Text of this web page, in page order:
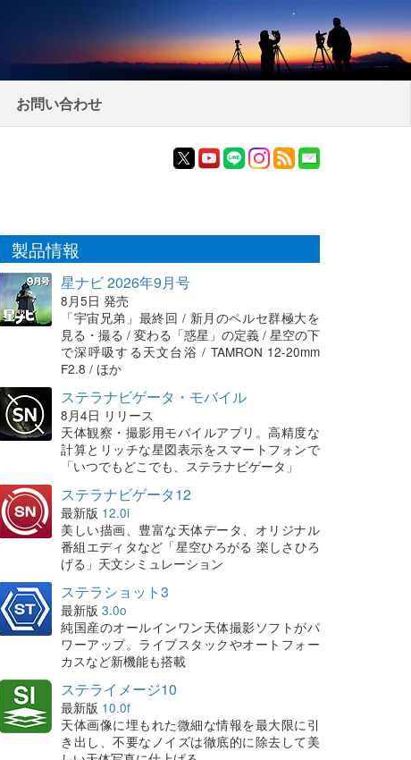
お問い合わせ
製品情報
星ナビ 2026年9月号
8月5日 発売
「宇宙兄弟」最終回 / 新月のペルセ群極大を
見る・撮る / 変わる「惑星」の定義 / 星空の下
で深呼吸する天文台浴 / TAMRON 12-20mm
F2.8 / ほか
ステラナビゲータ・モバイル
8月4日 リリース
天体観察・撮影用モバイルアプリ。高精度な
計算とリッチな星図表示をスマートフォンで
「いつでもどこでも、ステラナビゲータ」
ステラナビゲータ12
最新版 12.0i
美しい描画、豊富な天体データ、オリジナル
番組エディタなど「星空ひろがる 楽しさひろ
げる」天文シミュレーション
ステラショット3
最新版 3.0o
純国産のオールインワン天体撮影ソフトがパ
ワーアップ。ライブスタックやオートフォー
カスなど新機能も搭載
ステライメージ10
最新版 10.0f
天体画像に埋もれた微細な情報を最大限に引
き出し、不要なノイズは徹底的に除去して美